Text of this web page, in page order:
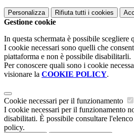
Personalizza Rifiuta tutti i cookies
Gestione cookie
In questa schermata è possibile scegliere
I cookie necessari sono quelli che
piattaforma e non è possibile disabilitarli.
Per conoscere quali sono i cookie
visionare la COOKIE POLICY.
Cookie necessari per il funzionamento
I cookie necessari per il funzionamento
disabilitati. È possibile consultare
policy.